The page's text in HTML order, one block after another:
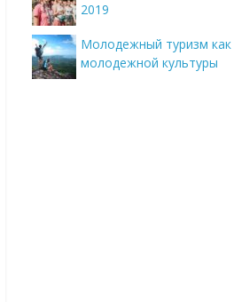
2019
Молодежный туризм как
молодежной культуры